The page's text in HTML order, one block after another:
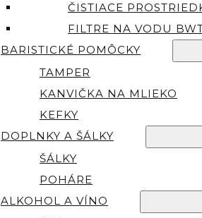
ČISTIACE
FILTRE NA VODU
BARISTICKÉ POMÔCKY
TAMPER
KANVIČKA NA MLIEKO
KEFKY
DOPLNKY A ŠÁLKY
ŠÁLKY
POHÁRE
ALKOHOL A VÍNO